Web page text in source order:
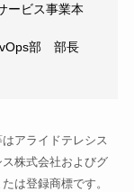
ービス事業本
部 部長
アライドテレシス
株式会社およびグ
は登録商標です。